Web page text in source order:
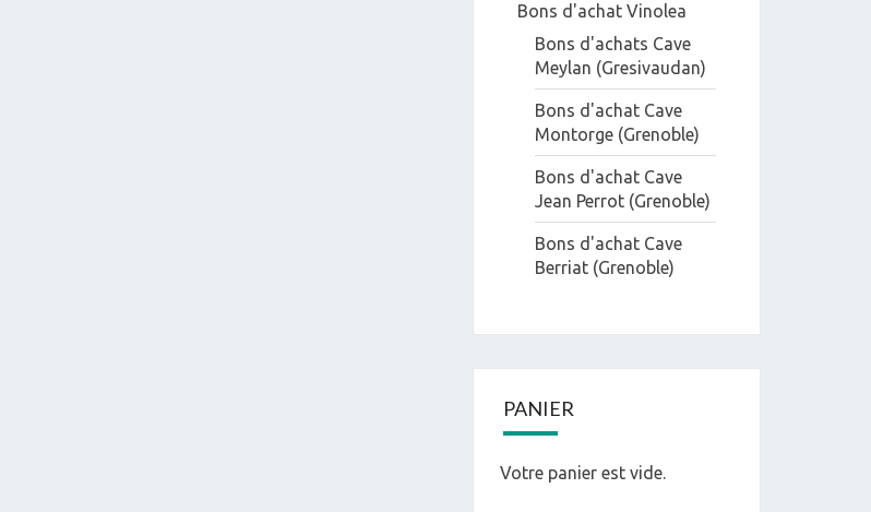
Bons d'achat Vinolea
Bons d'achats Cave
Meylan (Gresivaudan)
Bons d'achat Cave
Montorge (Grenoble)
Bons d'achat Cave
Jean Perrot (Grenoble)
Bons d'achat Cave
Berriat (Grenoble)
PANIER
Votre panier est vide.